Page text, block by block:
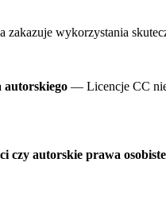
wykorzystania
— Licencje CC
czy autorskie prawa osobiste